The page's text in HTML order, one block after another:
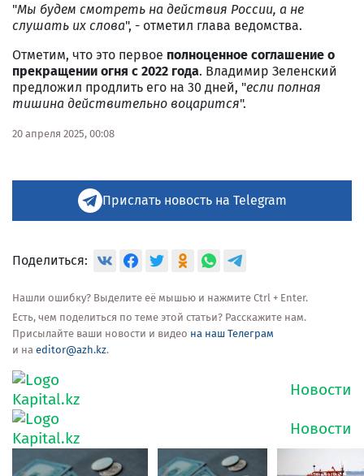
"Мы будем смотреть на действия России, а не
слушать их слова", - отметил глава ведомства.
Отметим, что это первое полноценное соглашение о
прекращении огня с 2022 года. Владимир Зеленский
предложил продлить его на 30 дней, "если полная
тишина действительно воцарится".
20 апреля 2025, 00:08
Прислать новость на Telegram
Поделиться:
Нашли ошибку? Выделите её мышью и нажмите Ctrl + Enter.
Есть, чем поделиться по теме этой статьи? Расскажите нам.
Присылайте ваши новости и видео на наш Телеграм
и на editor@azh.kz.